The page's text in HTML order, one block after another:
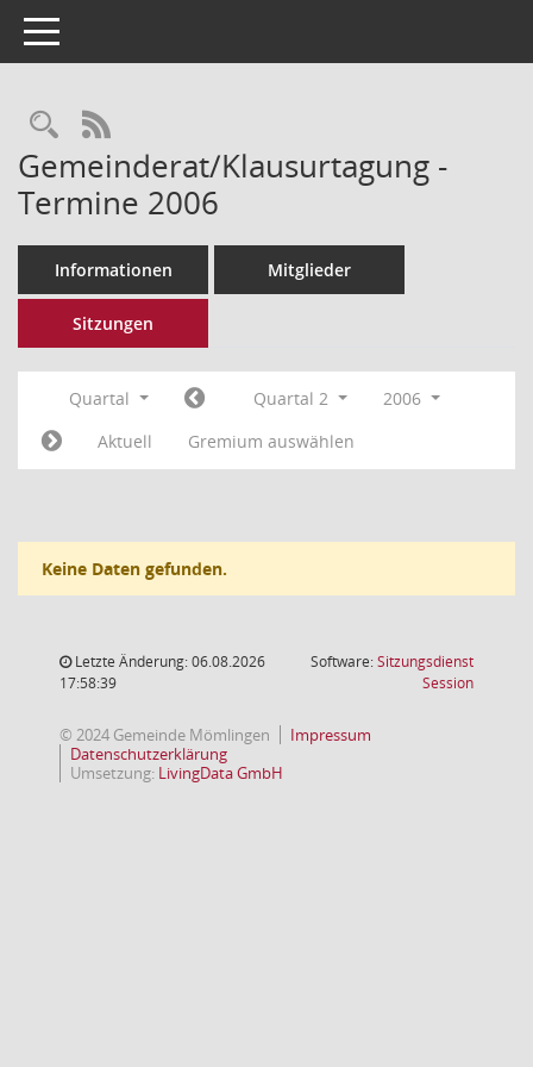
Toggle navigation
Rechercheauswahl
RSS-Feed
Gemeinderat/Klausurtagung -
Termine 2006
Informationen Mitglieder
Sitzungen
Quartal Quartal 2
2006
Aktuell
Gremium auswählen
Keine Daten gefunden.
Letzte Änderung: 06.08.2026
17:58:39
Software:Sitzungsdienst
Session(Wird in
© 2024 Gemeinde Mömlingen
Impressum
Datenschutzerklärung
Umsetzung: LivingData GmbH